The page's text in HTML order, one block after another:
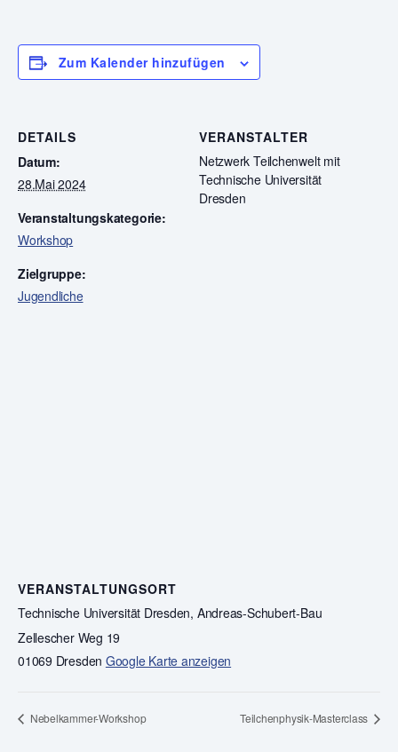
Zum Kalender hinzufügen
DETAILS
Datum:
28.Mai 2024
Veranstaltungskategorie:
Workshop
Zielgruppe:
Jugendliche
VERANSTALTER
Netzwerk Teilchenwelt mit
Technische Universität
Dresden
VERANSTALTUNGSORT
Technische Universität Dresden, Andreas-Schubert-Bau
Zellescher Weg 19
01069 Dresden Google Karte anzeigen
Nebelkammer-Workshop Teilchenphysik-Masterclass